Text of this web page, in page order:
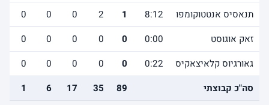
תנאסיס אנטטוקומפו
8:12
1
2
0
0
0
זאק אוגוסט
0:00
0
0
0
0
0
גאורגיוס קלאיצאקיס
0:22
0
0
0
0
0
סה"כ קבוצתי
89
35
17
6
1